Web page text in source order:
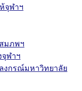
จุฬาฯ
มภพฯ
ฬาฯ
งกรณ์มหาวิทยาลัย